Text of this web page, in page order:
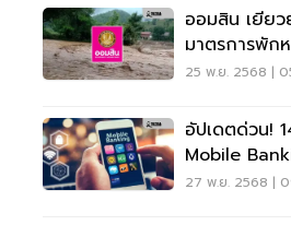
ออมสิน เยีย
มาตรการพัก
25 พ.ย. 2568 |
อัปเดตด่วน!
Mobile
เฉพาะ IOS
27 พ.ย. 2568 |